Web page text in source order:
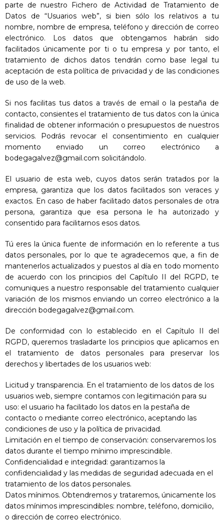
parte de nuestro Fichero de Actividad de Tratamiento de
Datos de “Usuarios web”, si bien sólo los relativos a tu
nombre, nombre de empresa, teléfono y dirección de correo
electrónico. Los datos que obtengamos habrán sido
facilitados únicamente por ti o tu empresa y por tanto, el
tratamiento de dichos datos tendrán como base legal tu
aceptación de esta política de privacidad y de las condiciones
de uso de la web.
Si nos facilitas tus datos a través de email o la pestaña de
contacto, consientes el tratamiento de tus datos con la única
finalidad de obtener información o presupuestos de nuestros
servicios. Podrás revocar el consentimiento en cualquier
momento enviado un correo electrónico a
bodegagalvez@gmail.com solicitándolo.
El usuario de esta web, cuyos datos serán tratados por la
empresa, garantiza que los datos facilitados son veraces y
exactos. En caso de haber facilitado datos personales de otra
persona, garantiza que esa persona le ha autorizado y
consentido para facilitarnos esos datos.
Tú eres la única fuente de información en lo referente a tus
datos personales, por lo que te agradecemos que, a fin de
mantenerlos actualizados y puestos al día en todo momento
de acuerdo con los principios del Capítulo II del RGPD, te
comuniques a nuestro responsable del tratamiento cualquier
variación de los mismos enviando un correo electrónico a la
dirección bodegagalvez@gmail.com.
De conformidad con lo establecido en el Capítulo II del
RGPD, queremos trasladarte los principios que aplicamos en
el tratamiento de datos personales para preservar los
derechos y libertades de los usuarios web:
Licitud y transparencia. En el tratamiento de los datos de los
usuarios web, siempre contamos con legitimación para su
uso: el usuario ha facilitado los datos en la pestaña de
contacto o mediante correo electrónico, aceptando las
condiciones de uso y la política de privacidad.
Limitación en el tiempo de conservación: conservaremos los
datos durante el tiempo mínimo imprescindible.
Confidencialidad e integridad: garantizamos la
confidencialidad y las medidas de seguridad adecuada en el
tratamiento de los datos personales.
Datos mínimos. Obtendremos y trataremos, únicamente los
datos mínimos imprescindibles: nombre, teléfono, domicilio,
o dirección de correo electrónico.